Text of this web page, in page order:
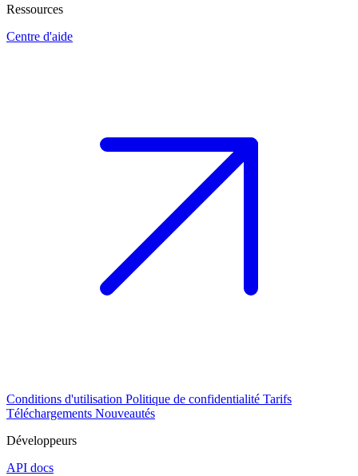
Ressources
Centre d'aide
Conditions d'utilisation Politique de confidentialité Tarifs
Téléchargements Nouveautés
Développeurs
API docs